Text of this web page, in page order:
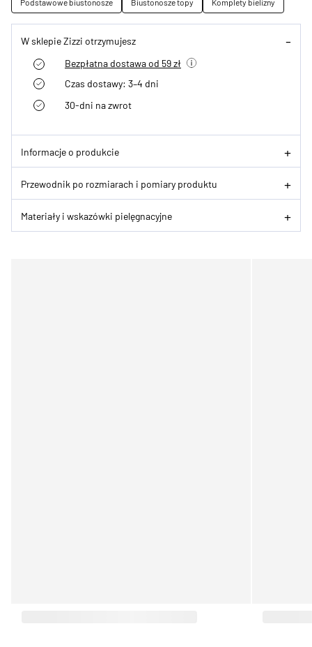
Podstawowe biustonosze
Biustonosze topy Komplety bielizny
W sklepie Zizzi otrzymujesz
Bezpłatna dostawa od 59 zł
Czas dostawy: 3–4 dni
30-dni na zwrot
Informacje o produkcie
Przewodnik po rozmiarach i pomiary produktu
Materiały i wskazówki pielęgnacyjne